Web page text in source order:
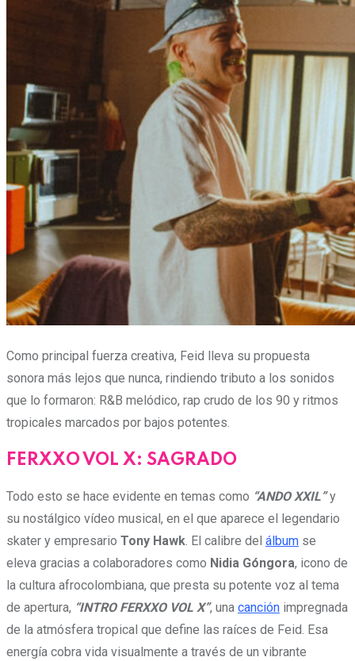
Como principal fuerza creativa, Feid lleva su propuesta
sonora más lejos que nunca, rindiendo tributo a los sonidos
que lo formaron: R&B melódico, rap crudo de los 90 y ritmos
tropicales marcados por bajos potentes.
FERXXO VOL X: SAGRADO
Todo esto se hace evidente en temas como “ANDO XXIL”y
su nostálgico vídeo musical, en el que aparece el legendario
skater y empresario Tony Hawk. El calibre del álbum se
eleva gracias a colaboradores como Nidia Góngora, icono de
la cultura afrocolombiana, que presta su potente voz al tema
de apertura, “INTRO FERXXO VOL X”, una canción impregnada
de la atmósfera tropical que define las raíces de Feid. Esa
energía cobra vida visualmente a través de un vibrante